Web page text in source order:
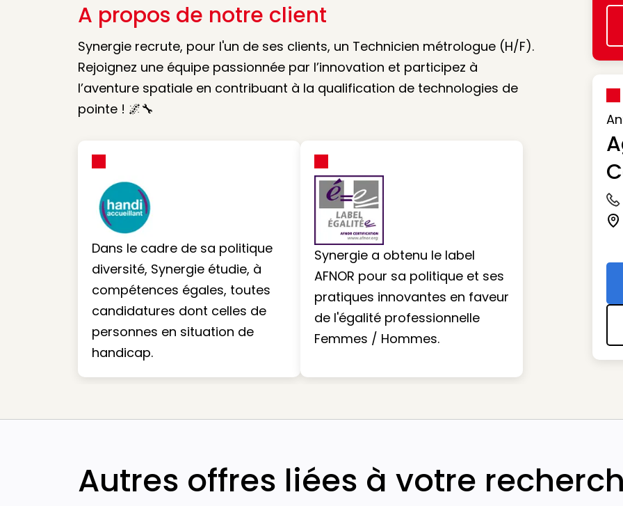
A propos de notre client
Synergie recrute, pour l'un de ses clients, un Technicien métrologue (H/F).
Rejoignez une équipe passionnée par l’innovation et participez à
l’aventure spatiale en contribuant à la qualification de technologies de
pointe ! 🌌🔧
Dans le cadre de sa politique
diversité, Synergie étudie, à
compétences égales, toutes
candidatures dont celles de
personnes en situation de
handicap.
Synergie a obtenu le label
AFNOR pour sa politique et ses
pratiques innovantes en faveur
de l'égalité professionnelle
Femmes / Hommes.
Autres offres liées à votre